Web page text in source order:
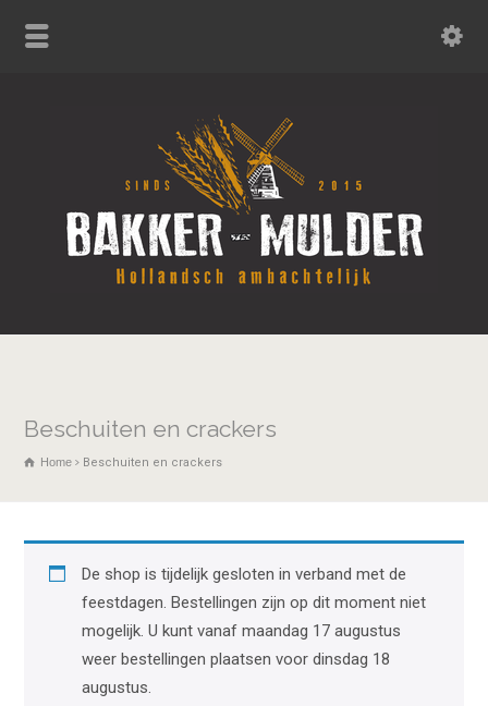
Beschuiten en crackers
Home Beschuiten en crackers
De shop is tijdelijk gesloten in verband met de
feestdagen. Bestellingen zijn op dit moment niet
mogelijk. U kunt vanaf maandag 17 augustus
weer bestellingen plaatsen voor dinsdag 18
augustus.